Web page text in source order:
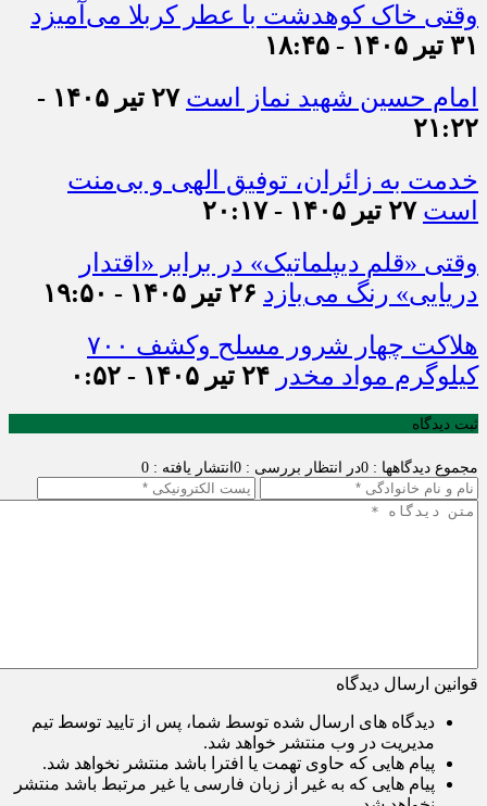
وقتی خاک کوهدشت با عطر کربلا می‌آمیزد
۳۱ تیر ۱۴۰۵ - ۱۸:۴۵
امام حسین شهید نماز است
۲۷ تیر ۱۴۰۵ -
۲۱:۲۲
خدمت به زائران، توفیق الهی و بی‌منت
است ۲۷ تیر ۱۴۰۵ - ۲۰:۱۷
وقتی «قلم دیپلماتیک» در برابر «اقتدار
دریایی» رنگ می‌بازد ۲۶ تیر ۱۴۰۵ - ۱۹:۵۰
هلاکت چهار شرور مسلح وکشف ۷۰۰
کیلوگرم مواد مخدر ۲۴ تیر ۱۴۰۵ - ۰:۵۲
ثبت دیدگاه
مجموع دیدگاهها : 0 در انتظار بررسی : 0 انتشار یافته : 0
قوانین ارسال دیدگاه
دیدگاه های ارسال شده توسط شما، پس از تایید توسط تیم
مدیریت در وب منتشر خواهد شد.
پیام هایی که حاوی تهمت یا افترا باشد منتشر نخواهد شد.
پیام هایی که به غیر از زبان فارسی یا غیر مرتبط باشد منتشر